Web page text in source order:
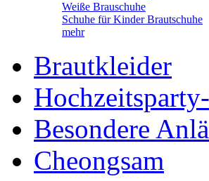
Weiße Brauschuhe
Schuhe für Kinder Brautschuhe
mehr
Brautkleider
Besondere
Cheongsam